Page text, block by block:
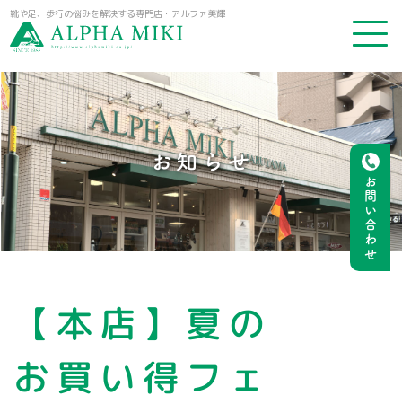
靴や足、歩行の悩みを解決する専門店・アルファ美輝
お問い合わせ
お知らせ
【本店】夏の
お買い得フェ